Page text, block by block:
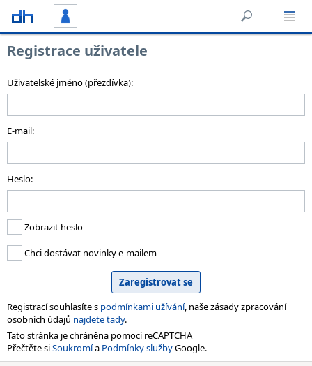
Registrace uživatele
Uživatelské jméno (přezdívka):
E-mail:
Heslo:
Zobrazit heslo
Chci dostávat novinky e-mailem
Registrací souhlasíte s podmínkami užívání, naše zásady zpracování
osobních údajů najdete tady.
Tato stránka je chráněna pomocí reCAPTCHA
Přečtěte siSoukromía Podmínky službyGoogle.